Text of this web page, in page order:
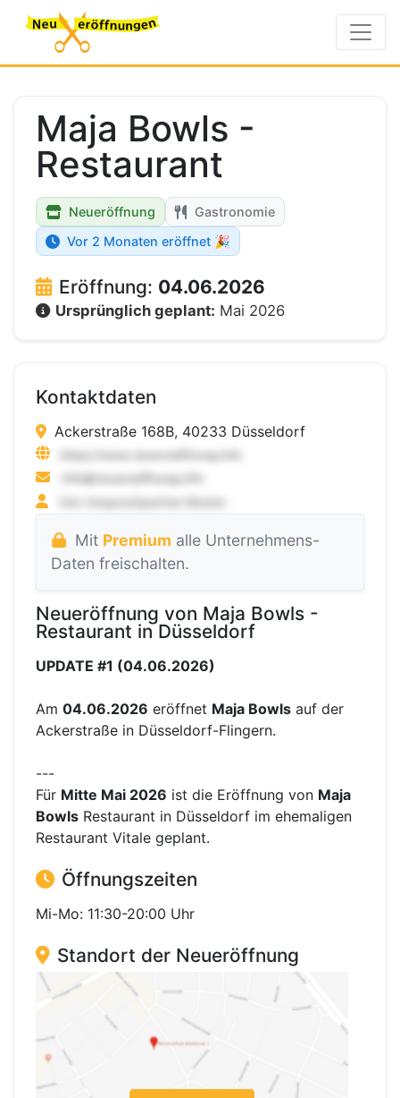
Maja Bowls -
Restaurant
Neueröffnung
Gastronomie
Vor 2 Monaten eröffnet 🎉
Eröffnung: 04.06.2026
Ursprünglich geplant: Mai 2026
Kontaktdaten
Ackerstraße 168B, 40233 Düsseldorf
Mit Premium alle Unternehmens-
Daten freischalten.
Neueröffnung von Maja Bowls -
Restaurant in Düsseldorf
UPDATE #1 (04.06.2026)
Am 04.06.2026 eröffnet Maja Bowls auf der
Ackerstraße in Düsseldorf-Flingern.
---
Für Mitte Mai 2026 ist die Eröffnung von Maja
Bowls Restaurant in Düsseldorf im ehemaligen
Restaurant Vitale geplant.
Öffnungszeiten
Mi-Mo: 11:30-20:00 Uhr
Standort der Neueröffnung